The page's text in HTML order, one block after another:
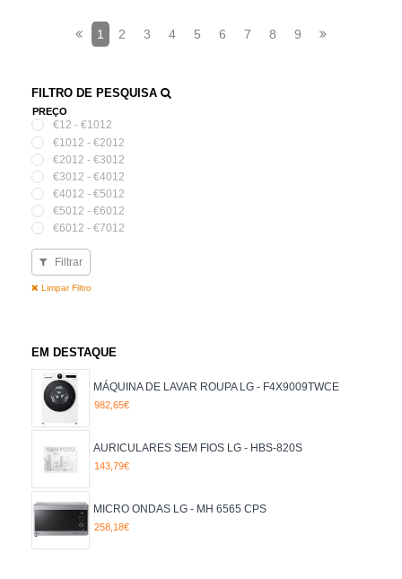
FILTRO DE PESQUISA
PREÇO
€12 - €1012
€1012 - €2012
€2012 - €3012
€3012 - €4012
€4012 - €5012
€5012 - €6012
€6012 - €7012
Filtrar
Limpar Filtro
EM DESTAQUE
MÁQUINA DE LAVAR ROUPA LG - F4X9009TWCE
982,65€
AURICULARES SEM FIOS LG - HBS-820S
143,79€
MICRO ONDAS LG - MH 6565 CPS
258,18€
1 2 3 4 5 6 7 8 9